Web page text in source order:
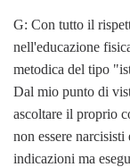
G: Con tutto il
nell'educazione
metodica del tipo
Dal mio punto di
ascoltare il proprio
non essere
indicazioni ma